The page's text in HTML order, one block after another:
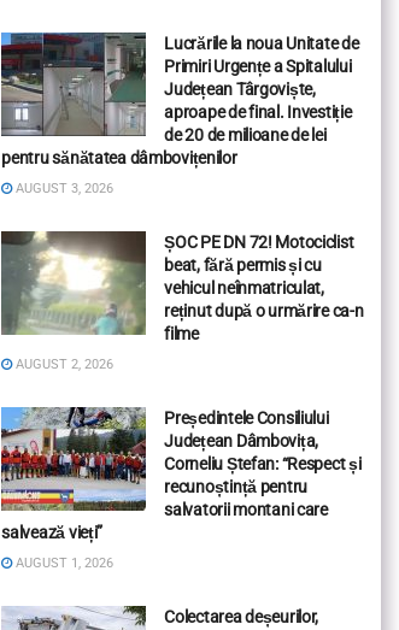
Lucrările la noua Unitate de
Primiri Urgențe a Spitalului
Județean Târgoviște,
aproape de final. Investiție
de 20 de milioane de lei
pentru sănătatea dâmbovițenilor
AUGUST 3, 2026
ȘOC PE DN 72! Motociclist
beat, fără permis și cu
vehicul neînmatriculat,
reținut după o urmărire ca-n
filme
AUGUST 2, 2026
Președintele Consiliului
Județean Dâmbovița,
Corneliu Ștefan: “Respect și
recunoștință pentru
salvatorii montani care
salvează vieți”
AUGUST 1, 2026
Colectarea deșeurilor,